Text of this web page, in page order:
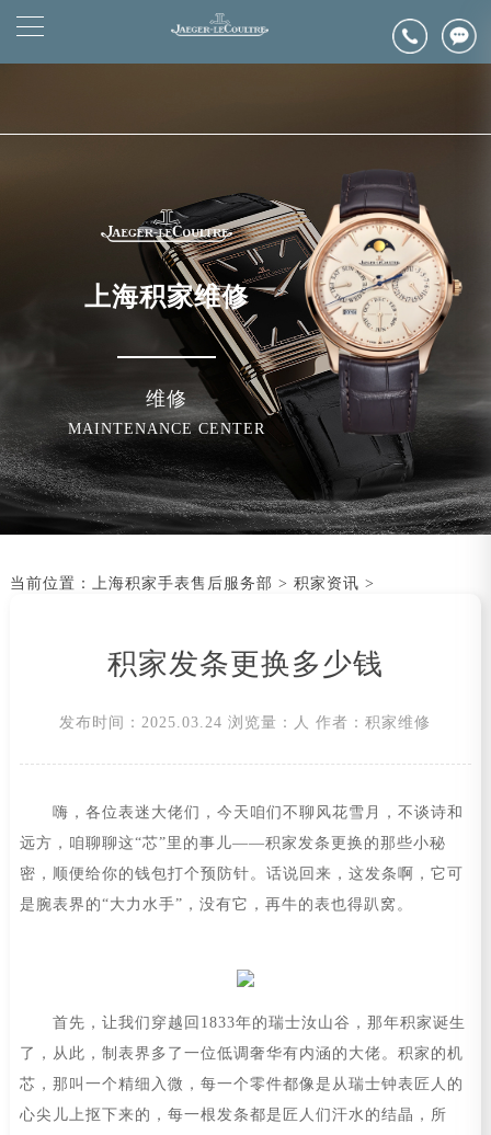
官网公告>
▲
▼
2026年6月上海市浪琴官方售后客户服务热线：400-992-0312
2026年6月浪琴售后服务中心最新网点地址：
节假日正常营业！
上海积家维修
维修
MAINTENANCE CENTER
当前位置： 上海积家手表售后服务部 > 积家资讯 >
积家发条更换多少钱
发布时间：2025.03.24 浏览量： 人 作者：积家维修
嗨，各位表迷大佬们，今天咱们不聊风花雪月，不谈诗和
远方，咱聊聊这“芯”里的事儿——积家发条更换的那些小秘
密，顺便给你的钱包打个预防针。话说回来，这发条啊，它可
是腕表界的“大力水手”，没有它，再牛的表也得趴窝。
首先，让我们穿越回1833年的瑞士汝山谷，那年积家诞生
了，从此，制表界多了一位低调奢华有内涵的大佬。积家的机
芯，那叫一个精细入微，每一个零件都像是从瑞士钟表匠人的
心尖儿上抠下来的，每一根发条都是匠人们汗水的结晶，所